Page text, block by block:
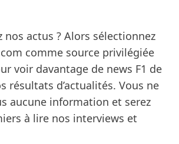
nos actus ? Alors sélectionnez
comme source privilégiée
voir davantage de news F1 de
résultats d’actualités. Vous ne
aucune information et serez
à lire nos interviews et